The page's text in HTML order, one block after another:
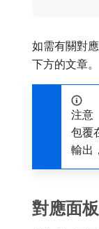
如需有關對
下方的文章。
注意
包覆
輸出
對應面板